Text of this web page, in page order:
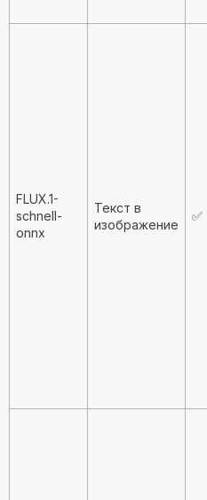
FLUX.1-
schnell-
onnx
Текст в
изображение
✅